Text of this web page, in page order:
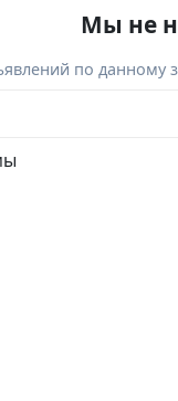
Мы не
по данному